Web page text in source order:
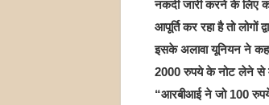
नकदी जारी करने के लिए
आपूर्ति कर रहा है तो लोगों
इसके अलावा यूनियन ने कहा
2000 रुपये के नोट लेने से
“आरबीआई ने जो 100 रुपये